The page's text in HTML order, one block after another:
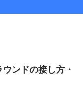
ンドの接し方・